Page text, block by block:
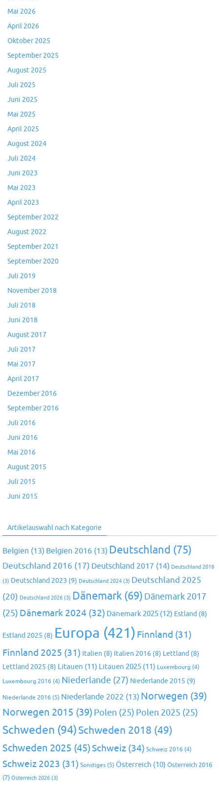
Mai 2026
April 2026
Oktober 2025
September 2025
August 2025
Juli 2025
Juni 2025
Mai 2025
April 2025
August 2024
Juli 2024
Juni 2023
Mai 2023
April 2023
September 2022
August 2022
September 2021
September 2020
Juli 2019
November 2018
Juli 2018
Juni 2018
August 2017
Juli 2017
Mai 2017
April 2017
Dezember 2016
September 2016
Juli 2016
Juni 2016
Mai 2016
August 2015
Juli 2015
Juni 2015
Artikelauswahl nach Kategorie
Belgien (13) Belgien 2016 (13) Deutschland (75)
Deutschland 2016 (17) Deutschland 2017 (14) Deutschland 2018
(3) Deutschland 2023 (9) Deutschland 2024 (3) Deutschland 2025
(20) Deutschland 2026 (3) Dänemark (69) Dänemark 2017
(25) Dänemark 2024 (32) Dänemark 2025 (12) Estland (8)
Estland 2025 (8) Europa (421) Finnland (31)
Finnland 2025 (31) Italien (8) Italien 2016 (8) Lettland (8)
Lettland 2025 (8) Litauen (11) Litauen 2025 (11) Luxembourg (4)
Luxembourg 2016 (4) Niederlande (27) Niederlande 2015 (9)
Niederlande 2016 (5) Niederlande 2022 (13) Norwegen (39)
Norwegen 2015 (39) Polen (25) Polen 2025 (25)
Schweden (94)Schweden 2018 (49)
Schweden 2025 (45)Schweiz (34) Schweiz 2016 (4)
Schweiz 2023 (31) Sonstiges (5) Österreich (10) Österreich 2016
(7) Österreich 2026 (3)